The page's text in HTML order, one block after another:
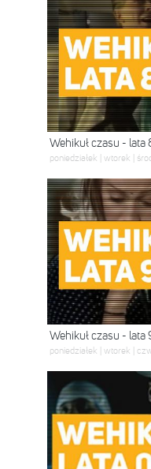
Wehikuł czasu - lata
poniedziałek | wtorek |
Wehikuł czasu - lata
poniedziałek | wtorek |